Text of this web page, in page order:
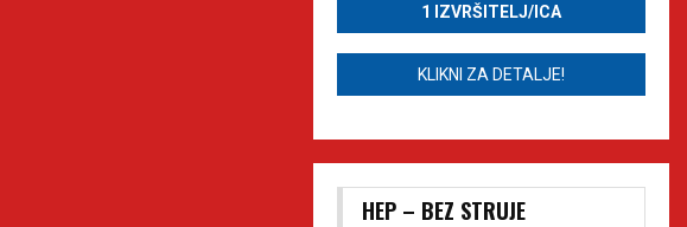
1 IZVRŠITELJ/ICA
KLIKNI ZA DETALJE!
HEP – BEZ STRUJE